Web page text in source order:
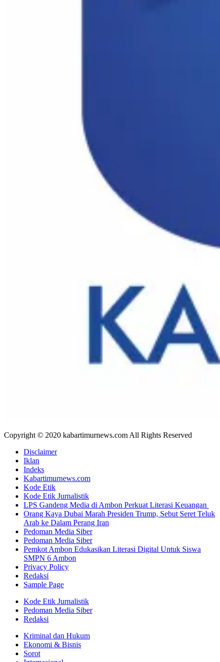
Copyright © 2020 kabartimurnews.com All Rights Reserved
Disclaimer
Iklan
Indeks
Kabartimurnews.com
Kode Etik
Kode Etik Jurnalistik
LPS Gandeng Media di Ambon Perkuat Literasi Keuangan
Orang Kaya Dubai Marah Presiden Trump, Sebut Seret Teluk
Arab ke Dalam Perang Iran
Pedoman Media Siber
Pedoman Media Siber
Pemkot Ambon Edukasikan Literasi Digital Untuk Siswa
SMPN 6 Ambon
Privacy Policy
Redaksi
Sample Page
Kode Etik Jurnalistik
Pedoman Media Siber
Redaksi
Kriminal dan Hukum
Ekonomi & Bisnis
Sorot